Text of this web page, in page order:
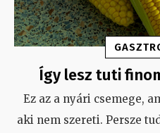
Így lesz tuti
Ez az a nyári csemege,
aki nem szereti. Persze